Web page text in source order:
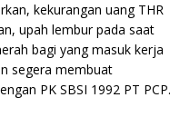
kekurangan uang THR
upah lembur pada saat
bagi yang masuk kerja
segera membuat
PK SBSI 1992 PT PCP.